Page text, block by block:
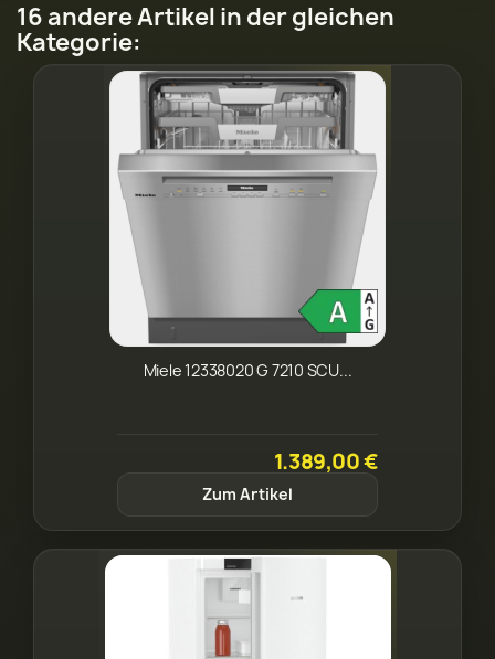
16 andere Artikel in der gleichen
Kategorie:
Miele 12338020 G 7210 SCU...
1.389,00 €
Zum Artikel